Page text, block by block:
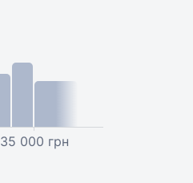
35 000 грн